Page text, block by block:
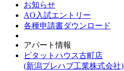
お知らせ
AO入試エントリー
各種申請書ダウンロード
アパート情報
ピタットハウス古町店
(新潟プレハブ工業株式会社)